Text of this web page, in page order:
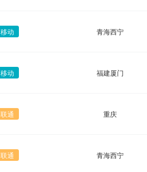
移动 青海西宁
移动 福建厦门
联通 重庆
联通 青海西宁